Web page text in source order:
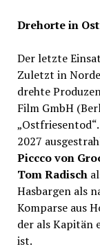
Drehorte in
Der letzte
Zuletzt in
drehte
Film GmbH
2027
Piccco von
Tom Radisch
Hasbargen als
Komparse aus
der als Kapitän
ist.